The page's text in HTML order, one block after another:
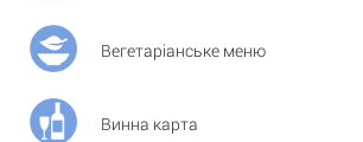
Вегетаріанське меню
Винна карта